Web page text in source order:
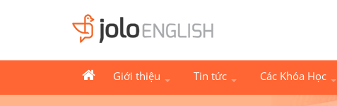
Giới thiệu Tin tức Các Khóa Học